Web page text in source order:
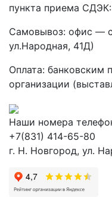
пункта приема СДЭК:
Самовывоз: офис —
ул.Народная, 41Д)
Оплата: банковским
организации
Наши номера
+7(831) 414-65-80
г. Н. Новгород, ул.